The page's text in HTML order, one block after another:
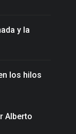
y la
los hilos
Alberto